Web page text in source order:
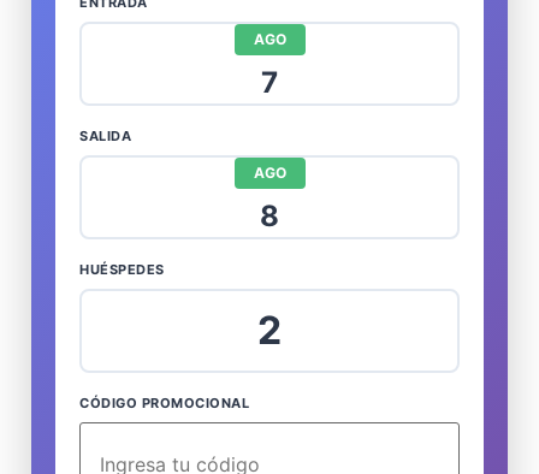
AGO
7
SALIDA
AGO
8
HUÉSPEDES
2
CÓDIGO PROMOCIONAL